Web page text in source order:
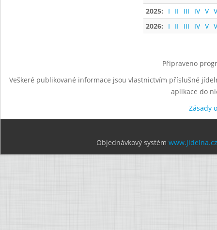
2025:
I II III IV V
2026:
I II III IV V
Připraveno
Veškeré publikované informace jsou vlastnictvím příslušné
aplikace do
Zásady
Objednávkový systém www.jidelna.cz